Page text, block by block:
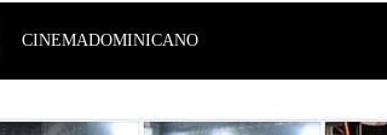
CINEMADOMINICANO